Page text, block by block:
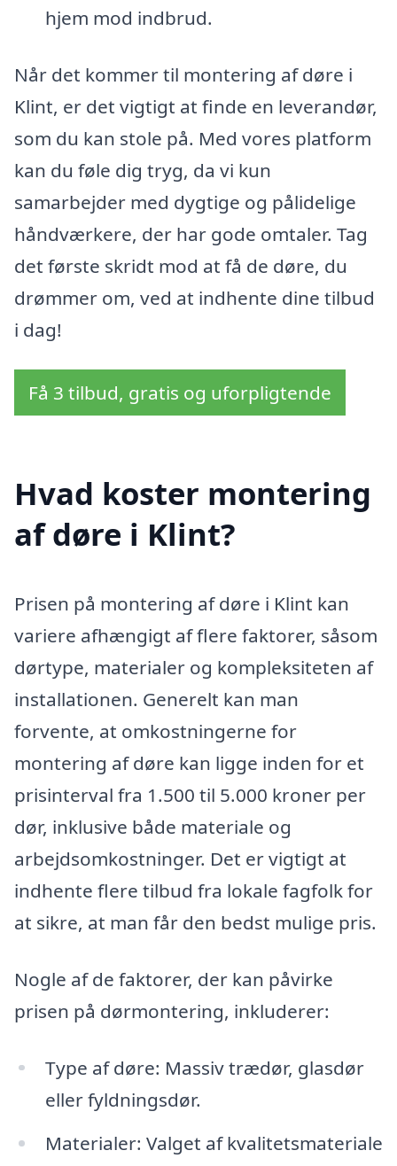
hjem mod indbrud.
Når det kommer til montering af døre i
Klint, er det vigtigt at finde en leverandør,
som du kan stole på. Med vores platform
kan du føle dig tryg, da vi kun
samarbejder med dygtige og pålidelige
håndværkere, der har gode omtaler. Tag
det første skridt mod at få de døre, du
drømmer om, ved at indhente dine tilbud
i dag!
Få 3 tilbud, gratis og uforpligtende
Hvad koster montering
af døre i Klint?
Prisen på montering af døre i Klint kan
variere afhængigt af flere faktorer, såsom
dørtype, materialer og kompleksiteten af
installationen. Generelt kan man
forvente, at omkostningerne for
montering af døre kan ligge inden for et
prisinterval fra 1.500 til 5.000 kroner per
dør, inklusive både materiale og
arbejdsomkostninger. Det er vigtigt at
indhente flere tilbud fra lokale fagfolk for
at sikre, at man får den bedst mulige pris.
Nogle af de faktorer, der kan påvirke
prisen på dørmontering, inkluderer:
Type af døre: Massiv trædør, glasdør
eller fyldningsdør.
Materialer: Valget af kvalitetsmateriale